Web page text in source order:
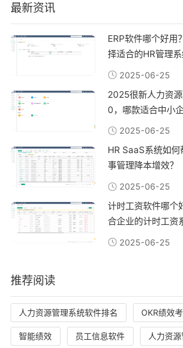
最新资讯
ERP软件哪个好用
择适合的HR管理系
2025-06-25
2025很新人力资
0，哪款适合中小企
2025-06-25
HR SaaS系统如
事管理降本增效？
2025-06-25
计时工资软件哪个
合企业的计时工资
2025-06-25
推荐阅读
人力资源管理系统软件排名 OKR绩效
智能绩效 员工信息软件 人力资